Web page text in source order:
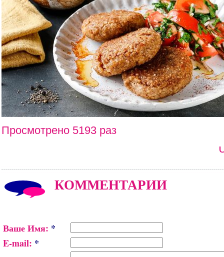
Просмотрено 5193 раз
КОММЕНТАРИИ
Ваше Имя: *
E-mail: *